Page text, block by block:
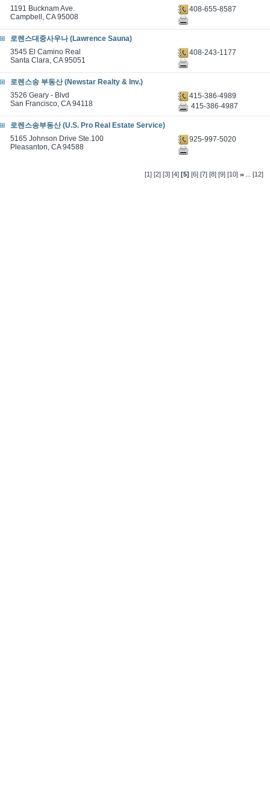
1191 Bucknam Ave.
Campbell, CA 95008
408-655-8587
로렌스대중사우나 (Lawrence Sauna)
3545 El Camino Real
Santa Clara, CA 95051
408-243-1177
로렌스송 부동산 (Newstar Realty & Inv.)
3526 Geary - Blvd
San Francisco, CA 94118
415-386-4989
415-386-4987
로렌스송부동산 (U.S. Pro Real Estate Service)
5165 Johnson Drive Ste.100
Pleasanton, CA 94588
925-997-5020
[1] [2] [3] [4] [5] [6] [7] [8] [9] [10] ...[12]